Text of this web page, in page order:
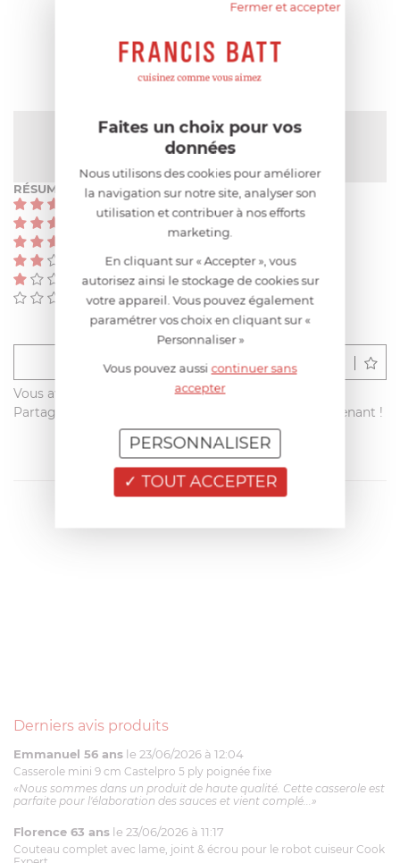
AVIS CLIENT
NOTE MOYENNE
Pas encore de note
RÉSUMÉ
(0)
(0)
(0)
(0)
Déposer un avis
Vous avez acheté ce produit sur francisbatt.com ?
Partagez votre avis avec les autres clients dès maintenant !
Derniers avis produits
Emmanuel 56 ans le 23/06/2026 à 12:04
Casserole mini 9 cm Castelpro 5 ply poignée fixe
«Nous sommes dans un produit de haute qualité. Cette casserole est
parfaite pour l'élaboration des sauces et vient complé...»
Florence 63 ans le 23/06/2026 à 11:17
Couteau complet avec lame, joint & écrou pour le robot cuiseur Cook
Fermer et accepter
Faites un choix pour vos
données
Nous utilisons des cookies pour améliorer
la navigation sur notre site, analyser son
utilisation et contribuer à nos efforts
marketing.
En cliquant sur « Accepter », vous
autorisez ainsi le stockage de cookies sur
votre appareil. Vous pouvez également
paramétrer vos choix en cliquant sur «
Personnaliser »
Vous pouvez aussicontinuer sans
accepter
TOUT ACCEPTER
PERSONNALISER